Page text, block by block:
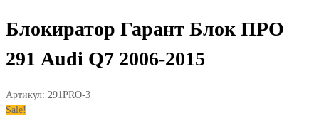
Блокиратор Гарант Блок ПРО
291 Audi Q7 2006-2015
Артикул: 291PRO-3
Sale!